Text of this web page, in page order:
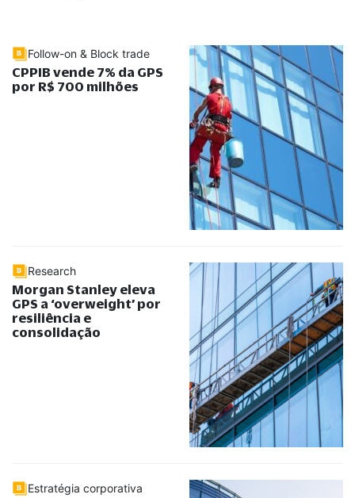
Follow-on & Block trade
CPPIB vende 7% da GPS
por R$ 700 milhões
Research
Morgan Stanley eleva
GPS a ‘overweight’ por
resiliência e
consolidação
Estratégia corporativa